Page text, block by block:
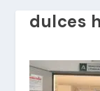
dulces